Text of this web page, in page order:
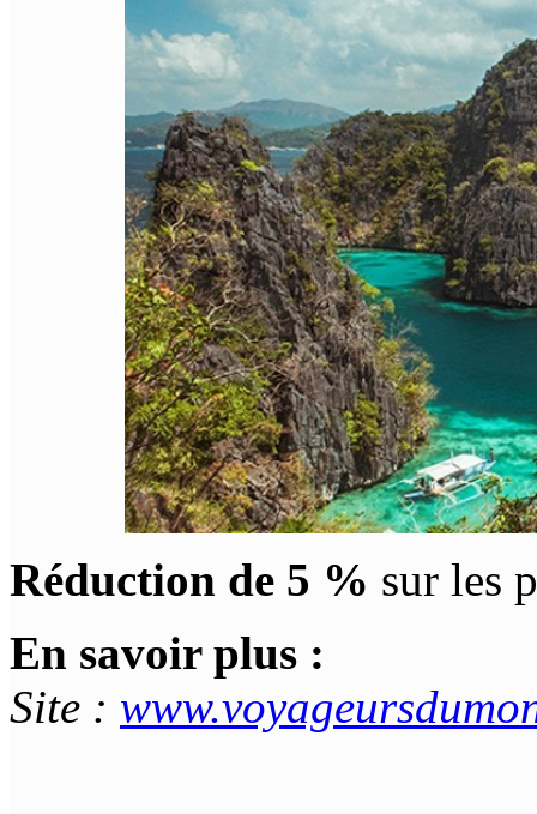
Réduction de 5 % sur les
En savoir plus :
Site :